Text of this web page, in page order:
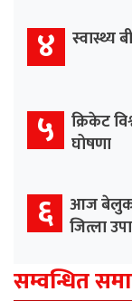
४ स्वास्थ्य
५ क्रिकेट
घोषणा
६ आज बेलुका
जित्ला
सम्वन्धित